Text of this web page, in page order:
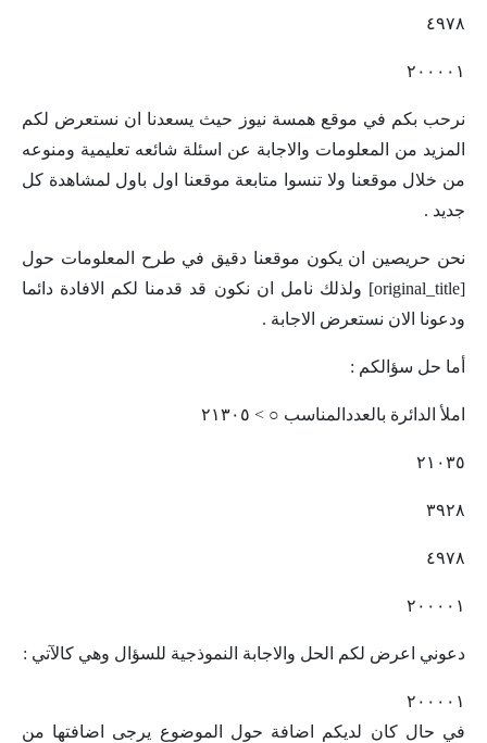
٤٩٧٨
٢٠٠٠٠١
نرحب بكم في موقع همسة نيوز حيث يسعدنا ان نستعرض لكم
المزيد من المعلومات والاجابة عن اسئلة شائعه تعليمية ومنوعه
من خلال موقعنا ولا تنسوا متابعة موقعنا اول باول لمشاهدة كل
جديد .
نحن حريصين ان يكون موقعنا دقيق في طرح المعلومات حول
[original_title] ولذلك نامل ان نكون قد قدمنا لكم الافادة دائما
ودعونا الان نستعرض الاجابة .
أما حل سؤالكم :
املأ الدائرة بالعددالمناسب ○ > ٢١٣٠٥
٢١٠٣٥
٣٩٢٨
٤٩٧٨
٢٠٠٠٠١
دعوني اعرض لكم الحل والاجابة النموذجية للسؤال وهي كالآتي :
٢٠٠٠٠١
في حال كان لديكم اضافة حول الموضوع يرجى اضافتها من